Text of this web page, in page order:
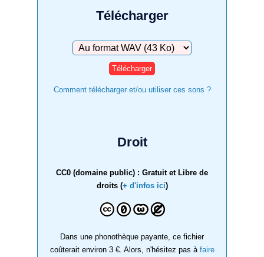
Télécharger
Télécharger
Comment télécharger et/ou utiliser ces sons ?
Droit
CC0 (domaine public) : Gratuit et Libre de
droits (+ d'infos ici)
Dans une phonothèque payante, ce fichier
coûterait environ 3 €. Alors, n'hésitez pas à faire